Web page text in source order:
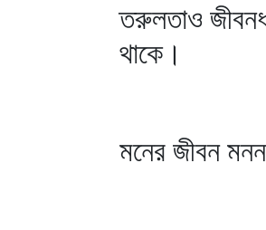
তরুলতাও
থাকে।
মনের জীবন